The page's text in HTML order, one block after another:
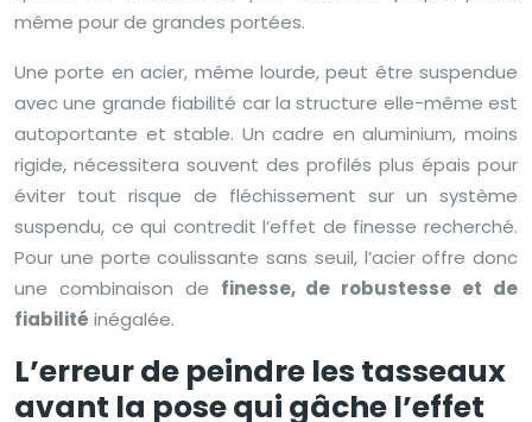
même pour de grandes portées.
Une porte en acier, même lourde, peut être suspendue
avec une grande fiabilité car la structure elle-même est
autoportante et stable. Un cadre en aluminium, moins
rigide, nécessitera souvent des profilés plus épais pour
éviter tout risque de fléchissement sur un système
suspendu, ce qui contredit l’effet de finesse recherché.
Pour une porte coulissante sans seuil, l’acier offre donc
une combinaison de finesse, de robustesse et de
fiabilité inégalée.
L’erreur de peindre les tasseaux
avant la pose qui gâche l’effet